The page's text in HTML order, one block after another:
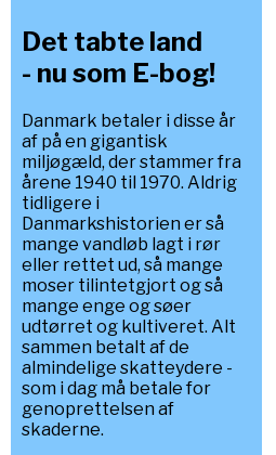
Det tabte land
- nu som E-bog!
Danmark betaler i disse år
af på en gigantisk
miljøgæld, der stammer fra
årene 1940 til 1970. Aldrig
tidligere i
Danmarkshistorien er så
mange vandløb lagt i rør
eller rettet ud, så mange
moser tilintetgjort og så
mange enge og søer
udtørret og kultiveret. Alt
sammen betalt af de
almindelige skatteydere -
som i dag må betale for
genoprettelsen af
skaderne.